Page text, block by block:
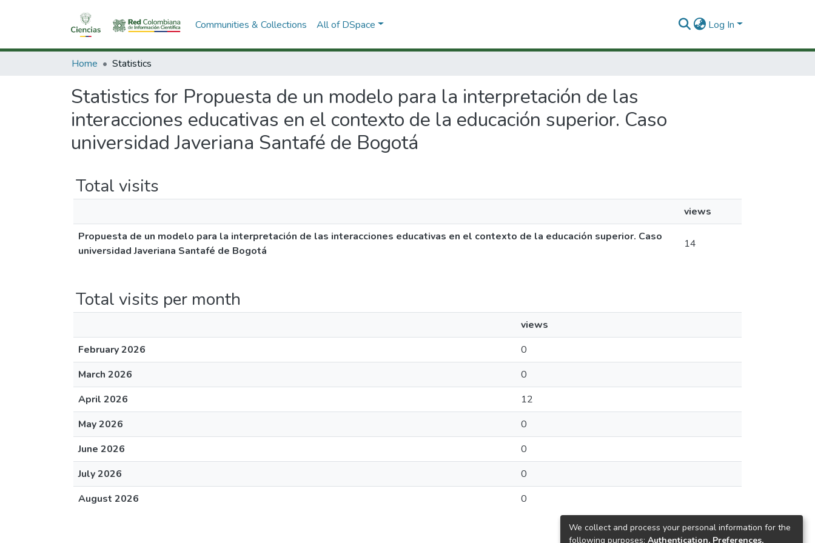
Communities & Collections All of DSpace Log In
Home Statistics
Statistics for Propuesta de un modelo para la interpretación de las
interacciones educativas en el contexto de la educación superior. Caso
universidad Javeriana Santafé de Bogotá
Total visits
views
Propuesta de un modelo para la interpretación de las interacciones educativas en el contexto de la educación superior. Caso
universidad Javeriana Santafé de Bogotá
14
Total visits per month
views
February 2026
0
March 2026
0
April 2026
12
May 2026
0
June 2026
0
July 2026
0
August 2026
0
We collect and process your personal information for the
following purposes: Authentication, Preferences,